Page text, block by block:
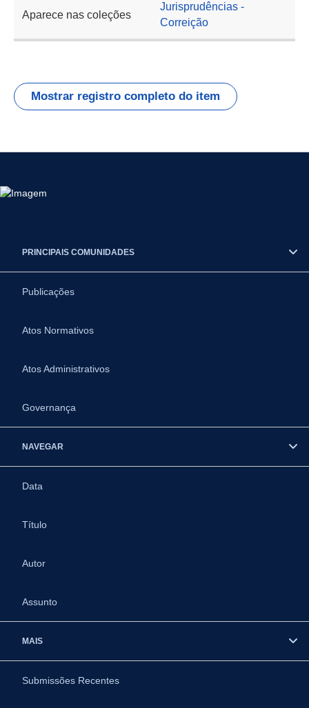
Aparece nas coleções
Jurisprudências -
Correição
Mostrar registro completo do item
PRINCIPAIS COMUNIDADES
Publicações
Atos Normativos
Atos Administrativos
Governança
NAVEGAR
Data
Título
Autor
Assunto
MAIS
Submissões Recentes